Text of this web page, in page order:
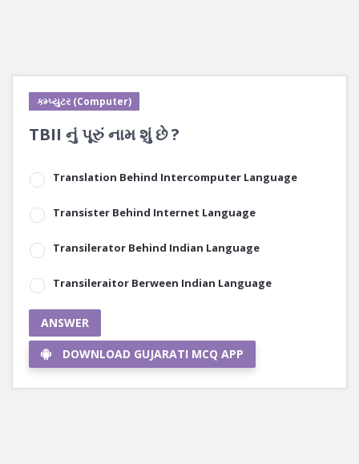
કમ્પ્યુટર (Computer)
TBII નું પૂરું નામ શું છે ?
Translation Behind Intercomputer Language
Transister Behind Internet Language
Transilerator Behind Indian Language
Transileraitor Berween Indian Language
ANSWER
DOWNLOAD GUJARATI MCQ APP